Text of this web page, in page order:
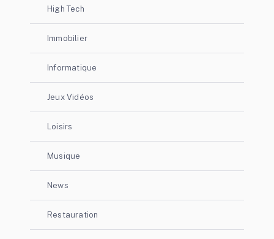
High Tech
Immobilier
Informatique
Jeux Vidéos
Loisirs
Musique
News
Restauration